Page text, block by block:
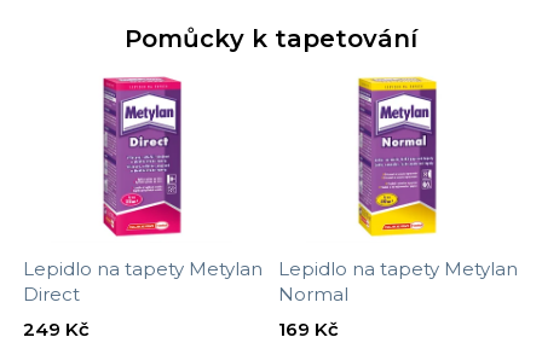
Pomůcky k tapetování
Lepidlo na tapety Metylan
Direct
249 Kč
Lepidlo na tapety Metylan
Normal
169 Kč